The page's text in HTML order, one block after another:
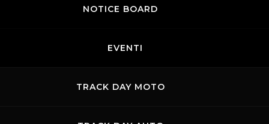
NOTICE BOARD
EVENTI
TRACK DAY MOTO
Privacy Accessibilità Codice di Condotta